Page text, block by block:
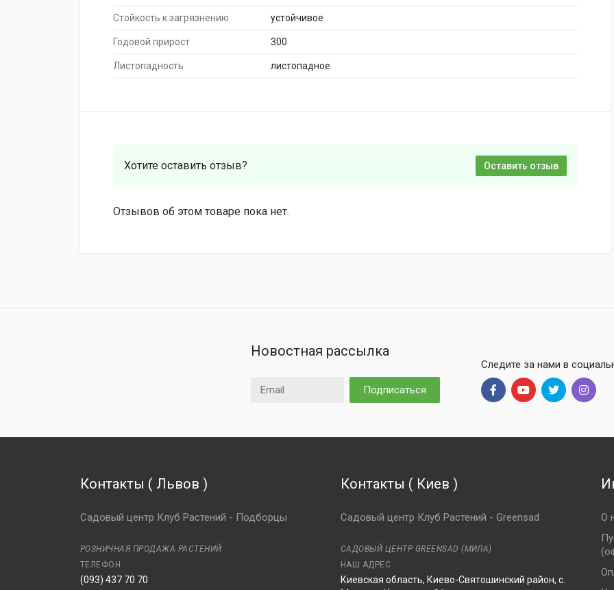
Стойкость к загрязнению устойчивое
Годовой прирост 300
Листопадность листопадное
Хотите оставить отзыв? Оставить отзыв
Отзывов об этом товаре пока нет.
Новостная рассылка
Email адрес Подписаться
Следите за нами в
Контакты ( Львов )
Садовый центр Клуб Растений - Подборцы
РОЗНИЧНАЯ ПРОДАЖА РАСТЕНИЙ
ТЕЛЕФОН
(093) 437 70 70
Контакты ( Киев )
Садовый центр Клуб Растений - Greensad
САДОВЫЙ ЦЕНТР GREENSAD (МИЛА)
НАШ АДРЕС
Киевская область, Киево-Святошинский район, с.
О